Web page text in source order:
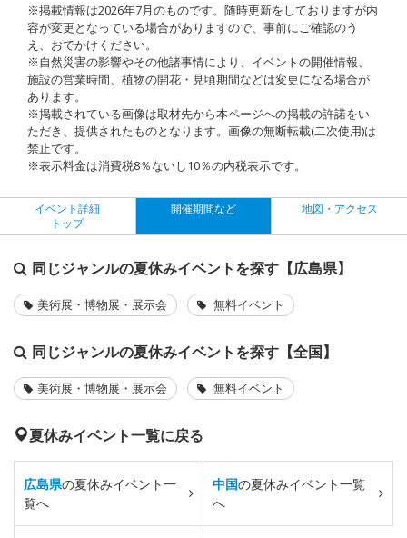
※掲載情報は2026年7月のものです。随時更新をしておりますが内
容が変更となっている場合がありますので、事前にご確認のう
え、おでかけください。
※自然災害の影響やその他諸事情により、イベントの開催情報、
施設の営業時間、植物の開花・見頃期間などは変更になる場合が
あります。
※掲載されている画像は取材先から本ページへの掲載の許諾をい
ただき、提供されたものとなります。画像の無断転載(二次使用)は
禁止です。
※表示料金は消費税8％ないし10％の内税表示です。
イベント詳細
トップ
開催期間など 地図・アクセス
同じジャンルの夏休みイベントを探す【広島県】
美術展・博物展・展示会 無料イベント
同じジャンルの夏休みイベントを探す【全国】
美術展・博物展・展示会 無料イベント
夏休みイベント一覧に戻る
広島県の夏休みイベント一
覧へ
中国の夏休みイベント一覧
へ